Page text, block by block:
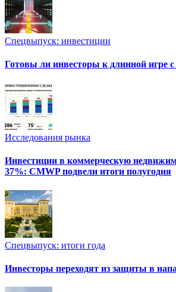
Спецвыпуск: инвестиции
Готовы ли инвесторы к длинной игре
Исследования рынка
Инвестиции в коммерческую
37%: CMWP подвели итоги полугодия
Спецвыпуск: итоги года
Инвесторы переходят из защиты в